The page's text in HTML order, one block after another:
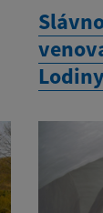
Lodiny